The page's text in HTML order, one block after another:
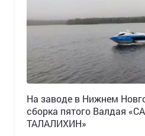
Н️а заводе в Нижнем
сборка пятого Валдая
ТАЛАЛИХИН»